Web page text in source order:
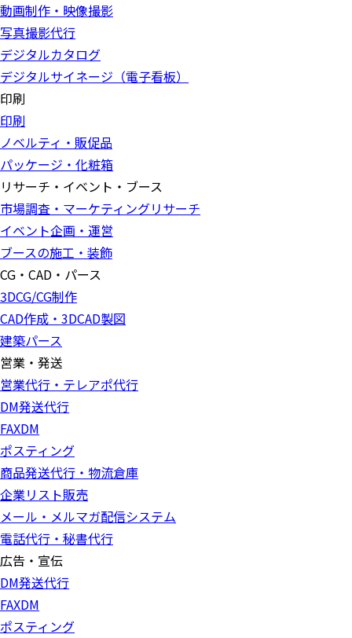
動画制作・映像撮影
写真撮影代行
デジタルカタログ
デジタルサイネージ（電子看板）
印刷
印刷
ノベルティ・販促品
パッケージ・化粧箱
リサーチ・イベント・ブース
市場調査・マーケティングリサーチ
イベント企画・運営
ブースの施工・装飾
CG・CAD・パース
3DCG/CG制作
CAD作成・3DCAD製図
建築パース
営業・発送
営業代行・テレアポ代行
DM発送代行
FAXDM
ポスティング
商品発送代行・物流倉庫
企業リスト販売
メール・メルマガ配信システム
電話代行・秘書代行
広告・宣伝
DM発送代行
FAXDM
ポスティング